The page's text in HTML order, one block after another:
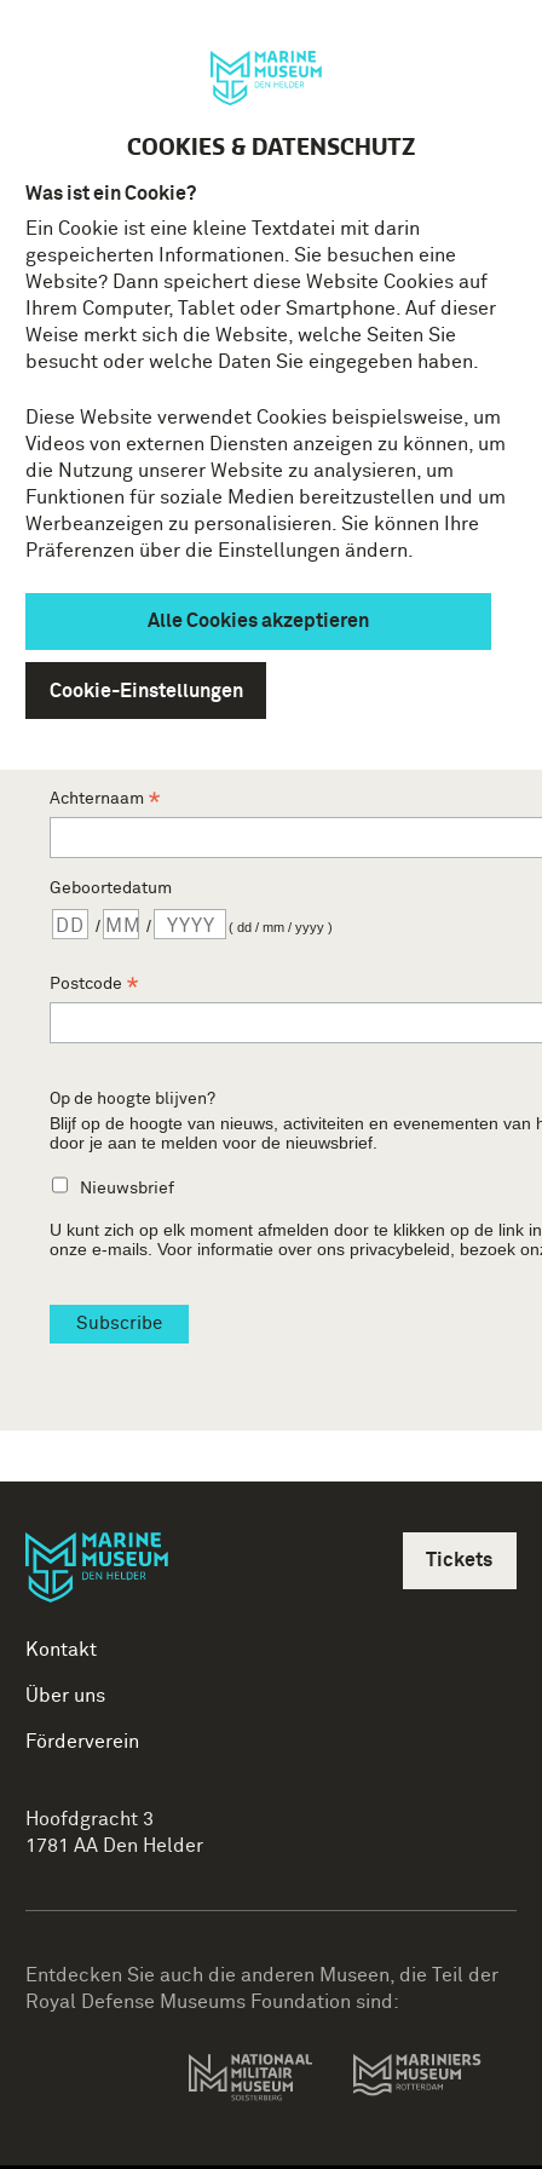
COOKIES & DATENSCHUTZ
Was ist ein Cookie?
Ein Cookie ist eine kleine Textdatei mit darin
gespeicherten Informationen. Sie besuchen eine
Website? Dann speichert diese Website Cookies auf
Ihrem Computer, Tablet oder Smartphone. Auf dieser
Weise merkt sich die Website, welche Seiten Sie
besucht oder welche Daten Sie eingegeben haben.
Diese Website verwendet Cookies beispielsweise, um
Videos von externen Diensten anzeigen zu können, um
die Nutzung unserer Website zu analysieren, um
Funktionen für soziale Medien bereitzustellen und um
Werbeanzeigen zu personalisieren. Sie können Ihre
Präferenzen über die Einstellungen ändern.
Alle Cookies akzeptieren
Cookie-Einstellungen
MELDEN SIE AN
werden Sie Mitglied unseres Museumsgremiums. Wir
werden Ihnen in naher Zukunft gelegentlich einige
Fragen stellen und Ihnen einen Vorgeschmack auf die
neue Ausstellung geben.
*
Voornaam*
Achternaam *
Geboortedatum
/ / ( dd / mm / yyyy )
Postcode *
Op de hoogte blijven?
Blijf op de hoogte van nieuws, activiteiten en evenementen van
door je aan te melden voor de nieuwsbrief.
Nieuwsbrief
U kunt zich op elk moment afmelden door te klikken op de link
onze e-mails. Voor informatie over ons privacybeleid, bezoek
Kontakt
Über uns
Förderverein
Tickets
Hoofdgracht 3
1781 AA Den Helder
Entdecken Sie auch die anderen Museen, die Teil der
Royal Defense Museums Foundation sind: